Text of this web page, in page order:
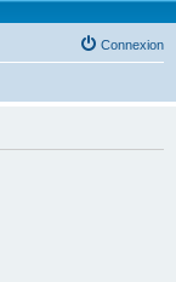
Connexion